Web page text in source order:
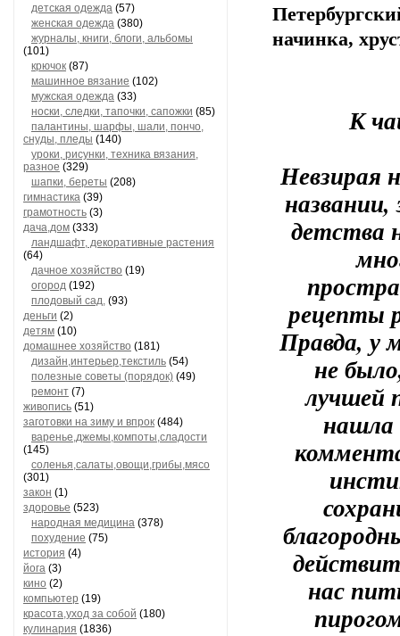
детская одежда (57)
женская одежда (380)
журналы, книги, блоги, альбомы
(101)
крючок (87)
машинное вязание (102)
мужская одежда (33)
носки, следки, тапочки, сапожки (85)
палантины, шарфы, шали, пончо,
снуды, пледы (140)
уроки, рисунки, техника вязания,
разное (329)
шапки, береты (208)
гимнастика (39)
грамотность (3)
дача,дом (333)
ландшафт, декоративные растения
(64)
дачное хозяйство (19)
огород (192)
плодовый сад, (93)
деньги (2)
детям (10)
домашнее хозяйство (181)
дизайн,интерьер,текстиль (54)
полезные советы (порядок) (49)
ремонт (7)
живопись (51)
заготовки на зиму и впрок (484)
варенье,джемы,компоты,сладости
(145)
соленья,салаты,овощи,грибы,мясо
(301)
закон (1)
здоровье (523)
народная медицина (378)
похудение (75)
история (4)
йога (3)
кино (2)
компьютер (19)
красота,уход за собой (180)
кулинария (1836)
начинка,
К
Невзирая
детства
рецепты
Правда, у
не
лучшей
нашла
нас